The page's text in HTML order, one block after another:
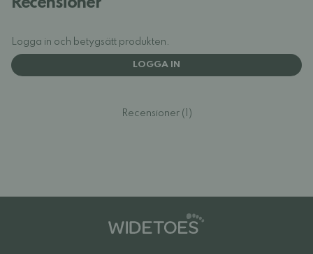
Logga in och betygsätt produkten.
LOGGA IN
Recensioner (1)